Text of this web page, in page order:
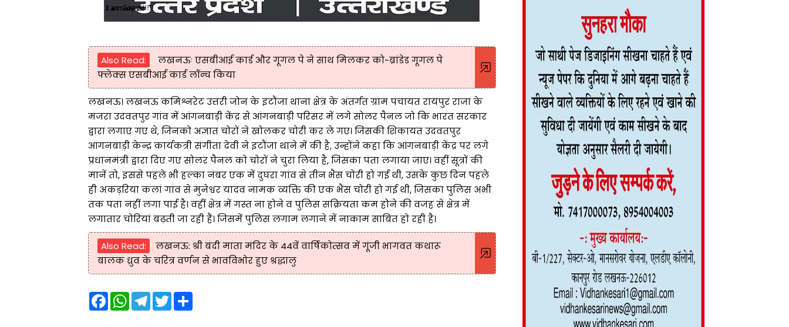
Also Read:
लखनऊः एसबीआई कार्ड और गूगल पे ने साथ मिलकर को-ब्रांडेड गूगल पे
फ्लेक्स एसबीआई कार्ड लॉन्च किया
लखनऊ। लखनऊ कमिश्नरेट उत्तरी जोन के इटौंजा थाना क्षेत्र के अंतर्गत ग्राम पंचायत रायपुर राजा के
मजरा उदवतपुर गांव में आंगनबाड़ी केंद्र से आंगनबाड़ी परिसर में लगे सोलर पैनल जो कि भारत सरकार
द्वारा लगाए गए थे, जिनको अज्ञात चोरों ने खोलकर चोरी कर ले गए। जिसकी शिकायत उदवतपुर
आंगनबाड़ी केन्द्र कार्यकत्री संगीता देवी ने इटौंजा थाने में की है, उन्होंने कहा कि आंगनबाड़ी केंद्र पर लगे
प्रधानमंत्री द्वारा दिए गए सोलर पैनल को चोरों ने चुरा लिया है, जिसका पता लगाया जाए। वहीं सूत्रों की
मानें तो, इससे पहले भी हल्का नंबर एक में दुघरा गांव से तीन भैंस चोरी हो गई थी, उसके कुछ दिन पहले
ही अकड़रिया कलां गांव से मुनेश्वर यादव नामक व्यक्ति की एक भैंस चोरी हो गई थी, जिसका पुलिस अभी
तक पता नहीं लगा पाई है। वहीं क्षेत्र में गस्त ना होने व पुलिस सक्रियता कम होने की वजह से क्षेत्र में
लगातार चोरियां बढ़ती जा रही हैं। जिसमें पुलिस लगाम लगाने में नाकाम साबित हो रही है।
Also Read:
लखनऊ: श्री बंदी माता मंदिर के 44वें वार्षिकोत्सव में गूंजी भागवत कथारू
बालक ध्रुव के चरित्र वर्णन से भावविभोर हुए श्रद्धालु
F
a
W
T
e
T
S